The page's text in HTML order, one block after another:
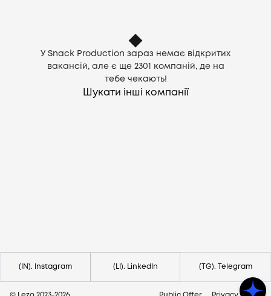
У Snack Production зараз немає відкритих
вакансій, але є ще 2301
компаній, де на
тебе чекають!
Шукати інші компанії
(IN). Instagram (LI). LinkedIn (TG). Telegram